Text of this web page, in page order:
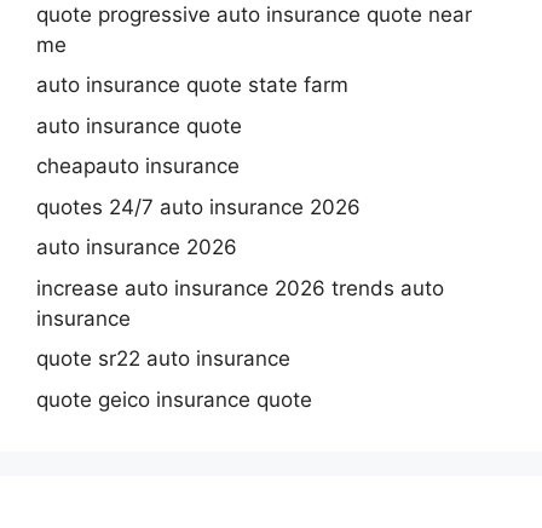
quote progressive auto insurance quote near
me
auto insurance quote state farm
auto insurance quote
cheapauto insurance
quotes 24/7 auto insurance 2026
auto insurance 2026
increase auto insurance 2026 trends auto
insurance
quote sr22 auto insurance
quote geico insurance quote